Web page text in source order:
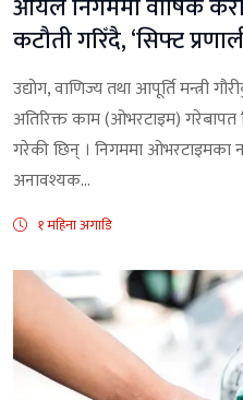
आयल निगममा वार्षिक
कटौती गरिँदै, ‘सिफ्ट
उद्योग, वाणिज्य तथा आपूर्ति मन्त्री
अतिरिक्त काम (ओभरटाइम) गरेबापत
गरेकी छिन् । निगममा ओभरटाइमका
अनावश्यक...
१ महिना अगाडि